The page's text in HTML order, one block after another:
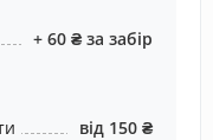
+ 60 ₴ за забір
від 150 ₴